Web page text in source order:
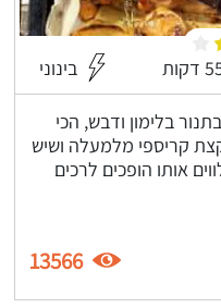
בינוני
בלימון ודבש, הכי
קריספי מלמעלה ושיש
אותו הופכים לרכים
13566